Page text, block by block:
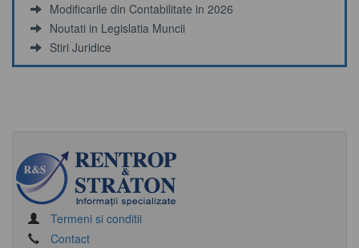
Modificarile din Contabilitate in 2026
Noutati in Legislatia Muncii
Stiri Juridice
Termeni si conditii
Contact